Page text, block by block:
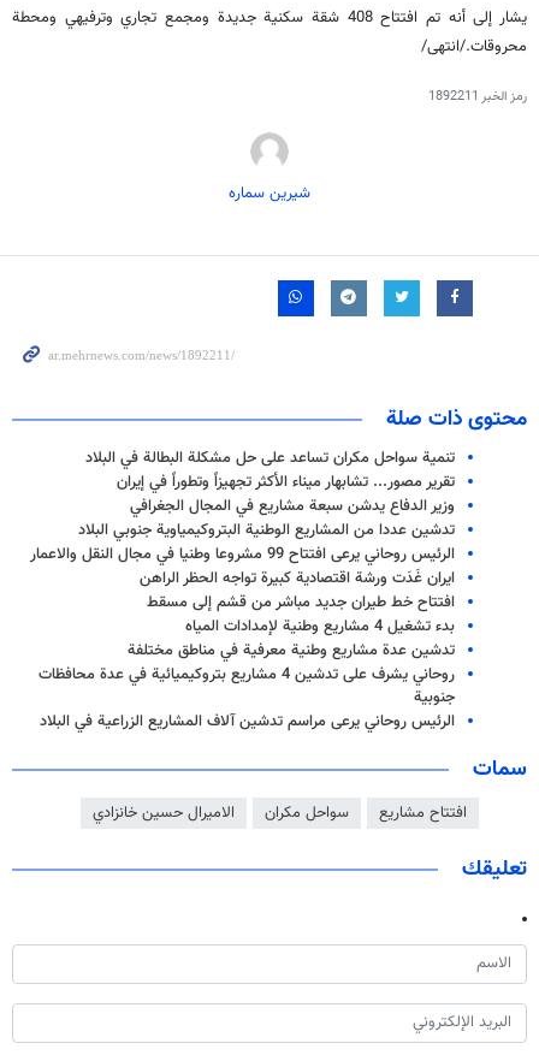
يشار إلى أنه تم افتتاح 408 شقة سكنية جديدة ومجمع تجاري وترفيهي ومحطة
محروقات./انتهى/
رمز الخبر 1892211
شیرین سماره
محتوى ذات صلة
تنمية سواحل مكران تساعد على حل مشكلة البطالة في البلاد
تقرير مصور... تشابهار ميناء الأكثر تجهيزاً وتطوراً في إيران
وزير الدفاع يدشن سبعة مشاريع في المجال الجغرافي
تدشين عددا من المشاريع الوطنية البتروكيمياوية جنوبي البلاد
الرئيس روحاني يرعى افتتاح 99 مشروعا وطنيا في مجال النقل والاعمار
ايران غَدَت ورشة اقتصادية كبيرة تواجه الحظر الراهن
افتتاح خط طيران جديد مباشر من قشم إلى مسقط
بدء تشغيل 4 مشاريع وطنية لإمدادات المياه
تدشين عدة مشاريع وطنية معرفية في مناطق مختلفة
روحاني يشرف على تدشين 4 مشاريع بتروكيميائية في عدة محافظات
جنوبية
الرئيس روحاني يرعى مراسم تدشين آلاف المشاريع الزراعية في البلاد
سمات
افتتاح مشاريع سواحل مكران الاميرال حسين خانزادي
تعليقك